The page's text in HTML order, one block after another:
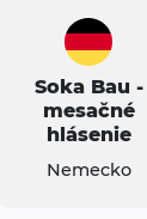
Soka Bau -
mesačné
hlásenie
Nemecko